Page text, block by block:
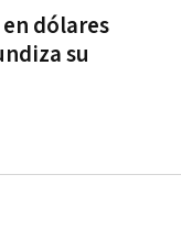
dólares
su